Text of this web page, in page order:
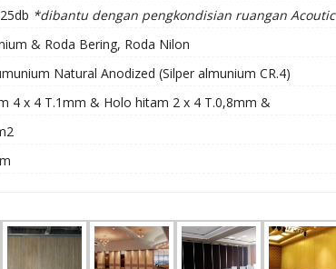
*dibantu dengan pengkondisian ruangan Acoutic
& Roda Bering, Roda Nilon
Natural Anodized (Silper almunium CR.4)
4 x 4 T.1mm & Holo hitam 2 x 4 T.0,8mm &